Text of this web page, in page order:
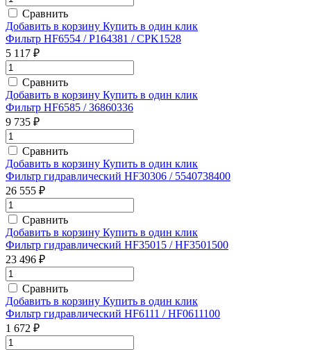
Сравнить
Добавить в корзину Купить в один клик
Фильтр HF6554 / P164381 / CPK1528
5 117 ₽
Сравнить
Добавить в корзину Купить в один клик
Фильтр HF6585 / 36860336
9 735 ₽
Сравнить
Добавить в корзину Купить в один клик
Фильтр гидравлический HF30306 / 5540738400
26 555 ₽
Сравнить
Добавить в корзину Купить в один клик
Фильтр гидравлический HF35015 / HF3501500
23 496 ₽
Сравнить
Добавить в корзину Купить в один клик
Фильтр гидравлический HF6111 / HF0611100
1 672 ₽